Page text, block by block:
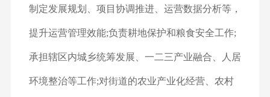
制定发展规划、项目协调推进、运营数据分析等，
提升运营管理效能;负责耕地保护和粮食安全工作;
承担辖区内城乡统筹发展、一二三产业融合、人居
环境整治等工作;对街道的农业产业化经营、农村